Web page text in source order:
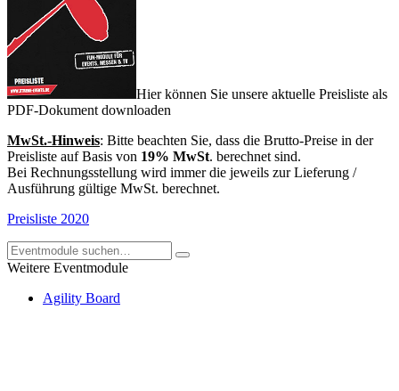
Hier können Sie unsere aktuelle Preisliste als
PDF-Dokument downloaden
MwSt.-Hinweis: Bitte beachten Sie, dass die Brutto-Preise in der
Preisliste auf Basis von 19% MwSt. berechnet sind.
Bei Rechnungsstellung wird immer die jeweils zur Lieferung /
Ausführung gültige MwSt. berechnet.
Preisliste 2020
Weitere Eventmodule
Agility Board